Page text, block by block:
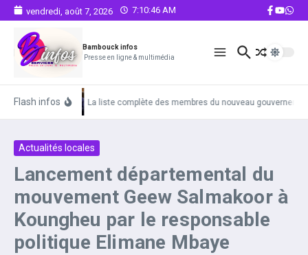
Aller au contenu
vendredi, août 7, 2026 7:10:46 AM
Bambouck infos
Presse en ligne & multimédia
Flash infos La liste complète des membres du nouveau
Actualités locales
Lancement départemental du
mouvement Geew Salmakoor à
Koungheu par le responsable
politique Elimane Mbaye